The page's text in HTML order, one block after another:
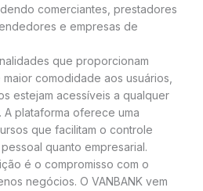
comerciantes, prestadores
e empresas de
que proporcionam
comodidade aos usuários,
estejam acessíveis a qualquer
plataforma oferece uma
que facilitam o controle
quanto empresarial.
é o compromisso com o
negócios. O VANBANK vem